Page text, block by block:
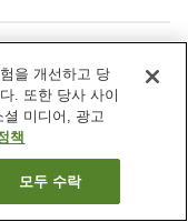
리닝
을 개선하고 당
. 또한 당사 사이
미디어, 광고
책
모두 수락